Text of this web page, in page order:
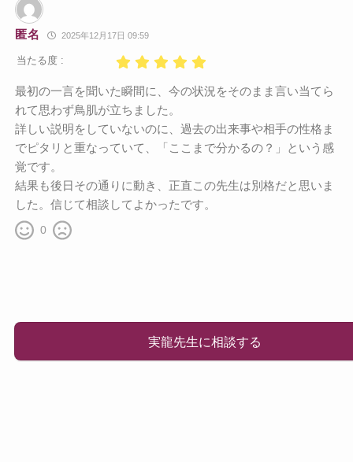
匿名 2025年12月17日 09:59
当たる度 :
最初の一言を聞いた瞬間に、今の状況をそのまま言い当てら
れて思わず鳥肌が立ちました。
詳しい説明をしていないのに、過去の出来事や相手の性格ま
でピタリと重なっていて、「ここまで分かるの？」という感
覚です。
結果も後日その通りに動き、正直この先生は別格だと思いま
した。信じて相談してよかったです。
0
実龍先生に相談する